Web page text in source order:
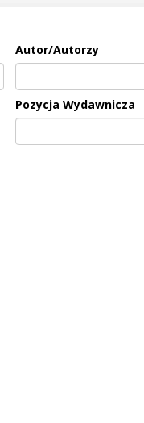
Autor/Autorzy
Pozycja Wydawnicza